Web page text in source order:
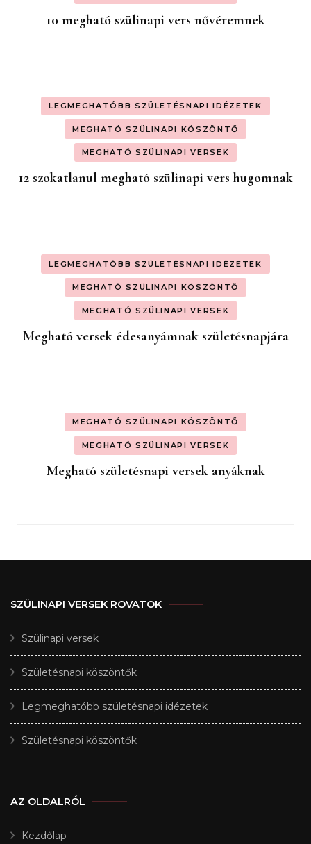
10 megható szülinapi vers nővéremnek
LEGMEGHATÓBB SZÜLETÉSNAPI IDÉZETEK
MEGHATÓ SZÜLINAPI KÖSZÖNTŐ
MEGHATÓ SZÜLINAPI VERSEK
12 szokatlanul megható szülinapi vers hugomnak
LEGMEGHATÓBB SZÜLETÉSNAPI IDÉZETEK
MEGHATÓ SZÜLINAPI KÖSZÖNTŐ
MEGHATÓ SZÜLINAPI VERSEK
Megható versek édesanyámnak születésnapjára
MEGHATÓ SZÜLINAPI KÖSZÖNTŐ
MEGHATÓ SZÜLINAPI VERSEK
Megható születésnapi versek anyáknak
SZÜLINAPI VERSEK ROVATOK
Szülinapi versek
Születésnapi köszöntők
Legmeghatóbb születésnapi idézetek
Születésnapi köszöntők
AZ OLDALRÓL
Kezdőlap